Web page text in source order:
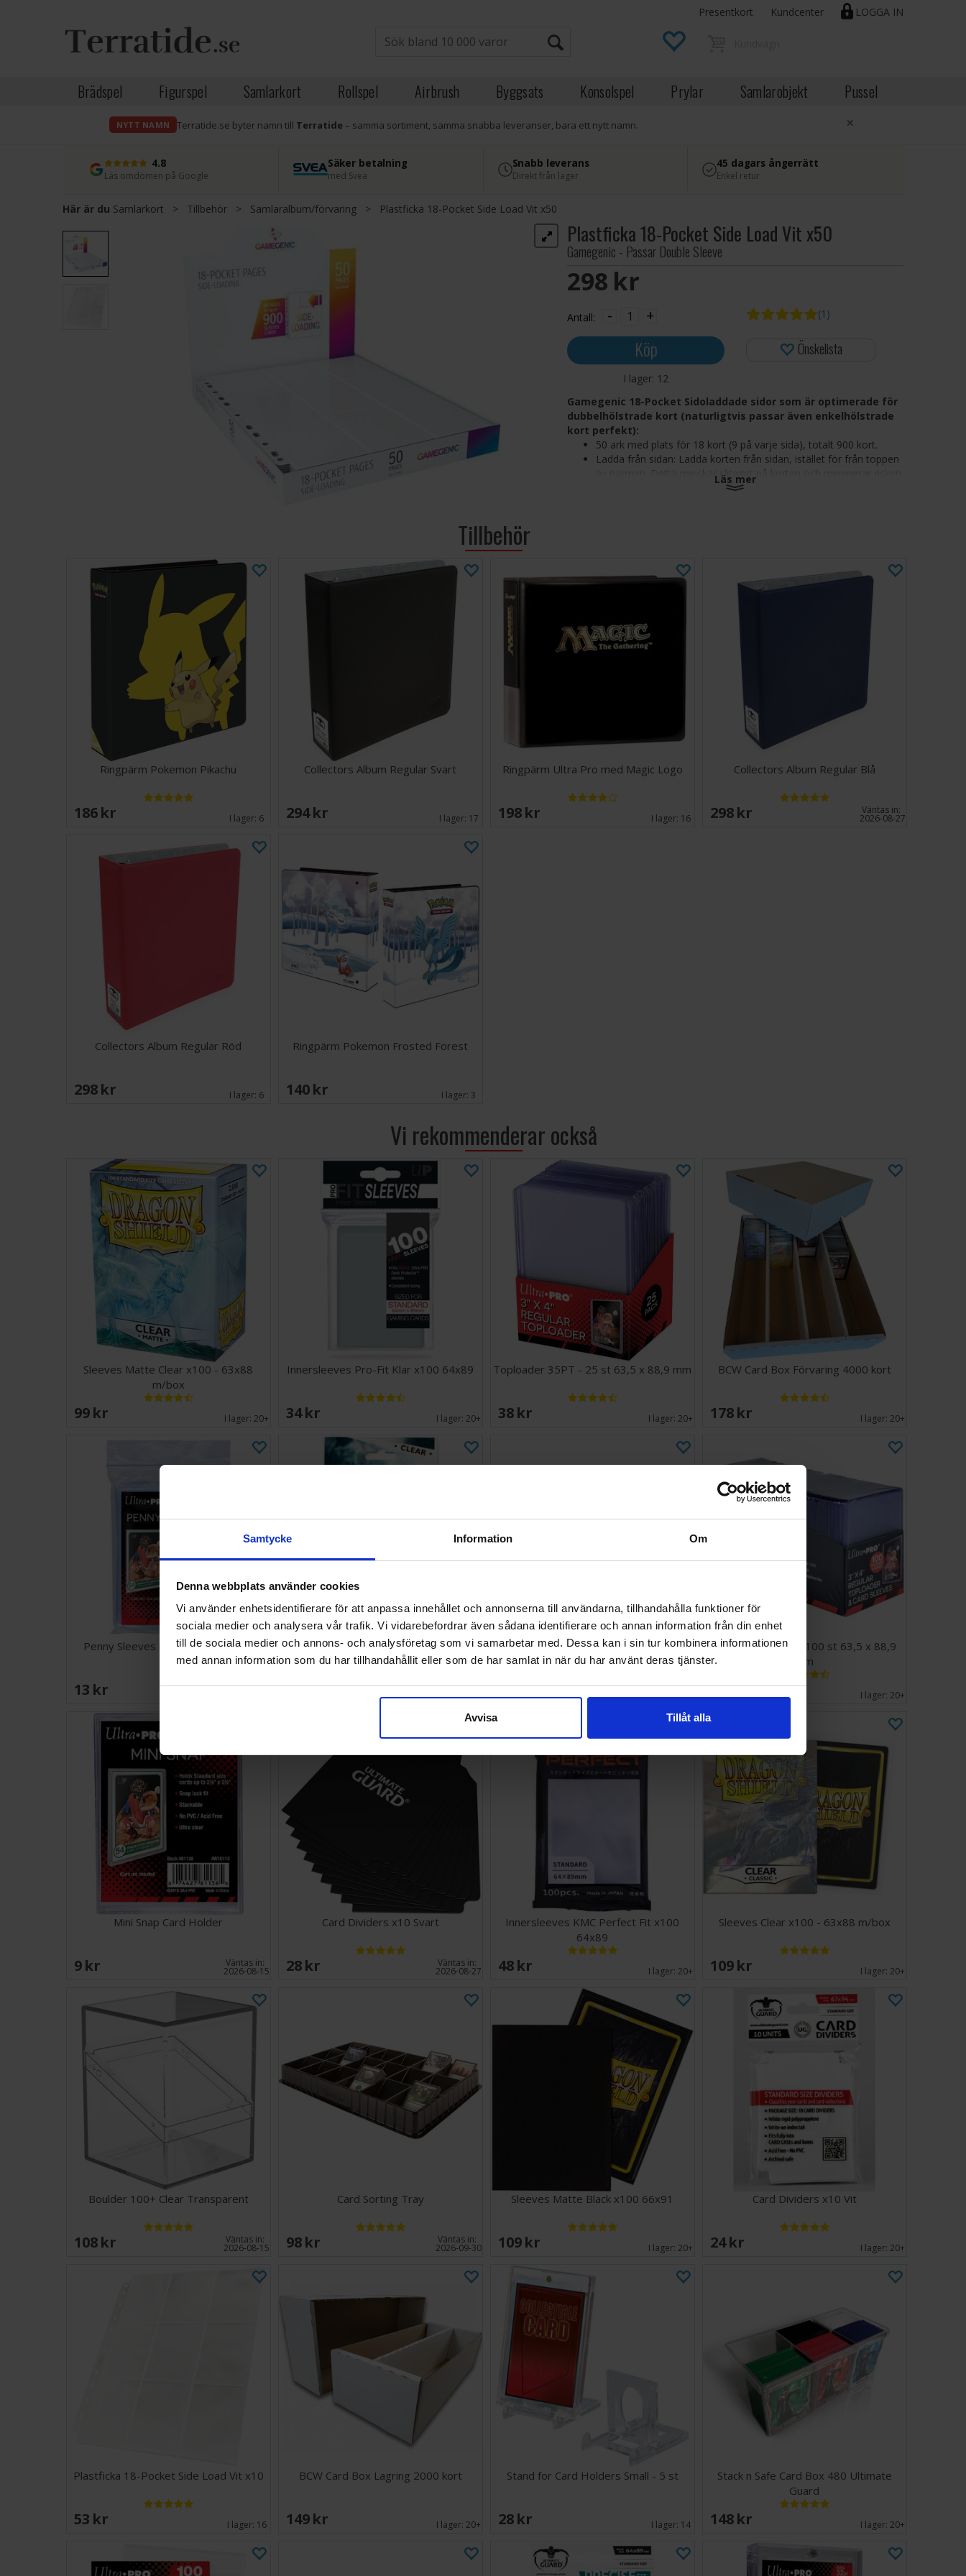
Samtycke Information Om
Denna webbplats använder cookies
Vi använder enhetsidentifierare för att anpassa innehållet och annonserna till användarna, tillhandahålla funktioner för
sociala medier och analysera vår trafik. Vi vidarebefordrar även sådana identifierare och annan information från din enhet
till de sociala medier och annons- och analysföretag som vi samarbetar med. Dessa kan i sin tur kombinera informationen
med annan information som du har tillhandahållit eller som de har samlat in när du har använt deras tjänster.
Avvisa Tillåt alla
LOGGA IN
Presentkort Kundcenter
Brädspel Figurspel Samlarkort Rollspel Airbrush Byggsats Konsolspel Prylar Samlarobjekt Pussel
NYTT NAMN Terratide.se byter namn till Terratide– samma sortiment, samma snabba leveranser, bara ett nytt namn. ×
4.8
Läs omdömen på Google
Säker betalning
med Svea
Snabb leverans
Direkt från lager
45 dagars ångerrätt
Enkel retur
Här är du Samlarkort > Tillbehör > Samlaralbum/förvaring > Plastficka 18-Pocket Side Load Vit x50
Plastficka 18-Pocket Side Load Vit x50
Gamegenic - Passar Double Sleeve
298 SEK
Antall: - +
Köp
I lager: 12
(1)
Önskelista
Gamegenic 18-Pocket Sidoladdade sidor som är optimerade för
dubbelhölstrade kort (naturligtvis passar även enkelhölstrade
kort perfekt):
50 ark med plats för 18 kort (9 på varje sida), totalt 900 kort.
Ladda från sidan: Ladda korten från sidan, istället för från toppen
av pärmen. Detta minskar slitaget på korten och minimerar risken
Sidostorlek 237 x 290 mm
Fickstorlek (insida) 70 x 94 mm
Om du samlar på kort är detta det perfekta sättet att förvara dem, ett
måste!
50 plastark med 18 (9 på varje sida) fickor att sätta i en ringpärm.
Passar de flesta typer av samlarkort som Magic, Pokemon etc.
Läs mer
Tillbehör
Ringpärm Pokemon Pikachu
186 SEK I lager: 6
Collectors Album Regular Svart
294 SEK I lager: 17
Ringpärm Ultra Pro med Magic Logo
198 SEK I lager: 16
Collectors Album Regular Blå
298 SEK Väntas in:
2026-08-27
Collectors Album Regular Röd
298 SEK I lager: 6
Ringpärm Pokemon Frosted Forest
140 SEK I lager: 3
Vi rekommenderar också
Sleeves Matte Clear x100 - 63x88
m/box
99 SEK I lager:20+
Innersleeves Pro-Fit Klar x100 64x89
34 SEK I lager:20+
Toploader 35PT - 25 st 63,5 x 88,9 mm
38 SEK I lager:20+
BCW Card Box Förvaring 4000 kort
178 SEK I lager:20+
Penny Sleeves 63.5x89mm 100 st
13 SEK Väntas in:
Innersleeves Dragon Shield Clear
64x89mm
48 SEK I lager:20+
BCW Card Box Förvaring 1000 kort
39 SEK I lager:20+
Toploader 35PT - 100 st 63,5 x 88,9
mm
168 SEK I lager:20+
Mini Snap Card Holder
9 SEK Väntas in:
2026-08-15
Card Dividers x10 Svart
28 SEK Väntas in:
2026-08-27
Innersleeves KMC Perfect Fit x100
64x89
48 SEK I lager:20+
Sleeves Clear x100 - 63x88 m/box
109 SEK I lager:20+
Boulder 100+ Clear Transparent
108 SEK Väntas in:
2026-08-15
Card Sorting Tray
98 SEK Väntas in:
2026-09-30
Sleeves Matte Black x100 66x91
109 SEK I lager:20+
Card Dividers x10 Vit
24 SEK I lager:20+
Plastficka 18-Pocket Side Load Vit x10
53 SEK I lager: 16
BCW Card Box Lagring 2000 kort
149 SEK I lager:20+
Stand for Card Holders Small - 5 st
28 SEK I lager: 14
Stack n Safe Card Box 480 Ultimate
Guard
148 SEK I lager:20+